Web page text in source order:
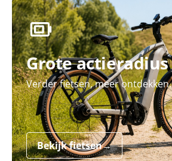
Grote actieradius
Verder fietsen, meer ontdekken.
Bekijk fietsen→